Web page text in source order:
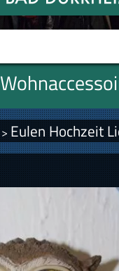
> Eulen Hochzeit